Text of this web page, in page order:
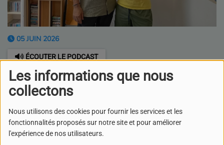
Les informations que nous
collectons
Nous utilisons des cookies pour fournir les services et les
fonctionnalités proposés sur notre site et pour améliorer
l'expérience de nos utilisateurs.
05 JUIN 2026
ÉCOUTER LE PODCAST
TÉLÉCHARGER LE PODCAST
Dans ce nouvel épisode
de Il Fuoco d'Italia, Vincenzo Cirillo reçoit
Peintre et plasticien, Pascal Iazzarotti explore sans cesse
de nouvelles formes d'expression, de la peinture
traditionnelle au numérique.